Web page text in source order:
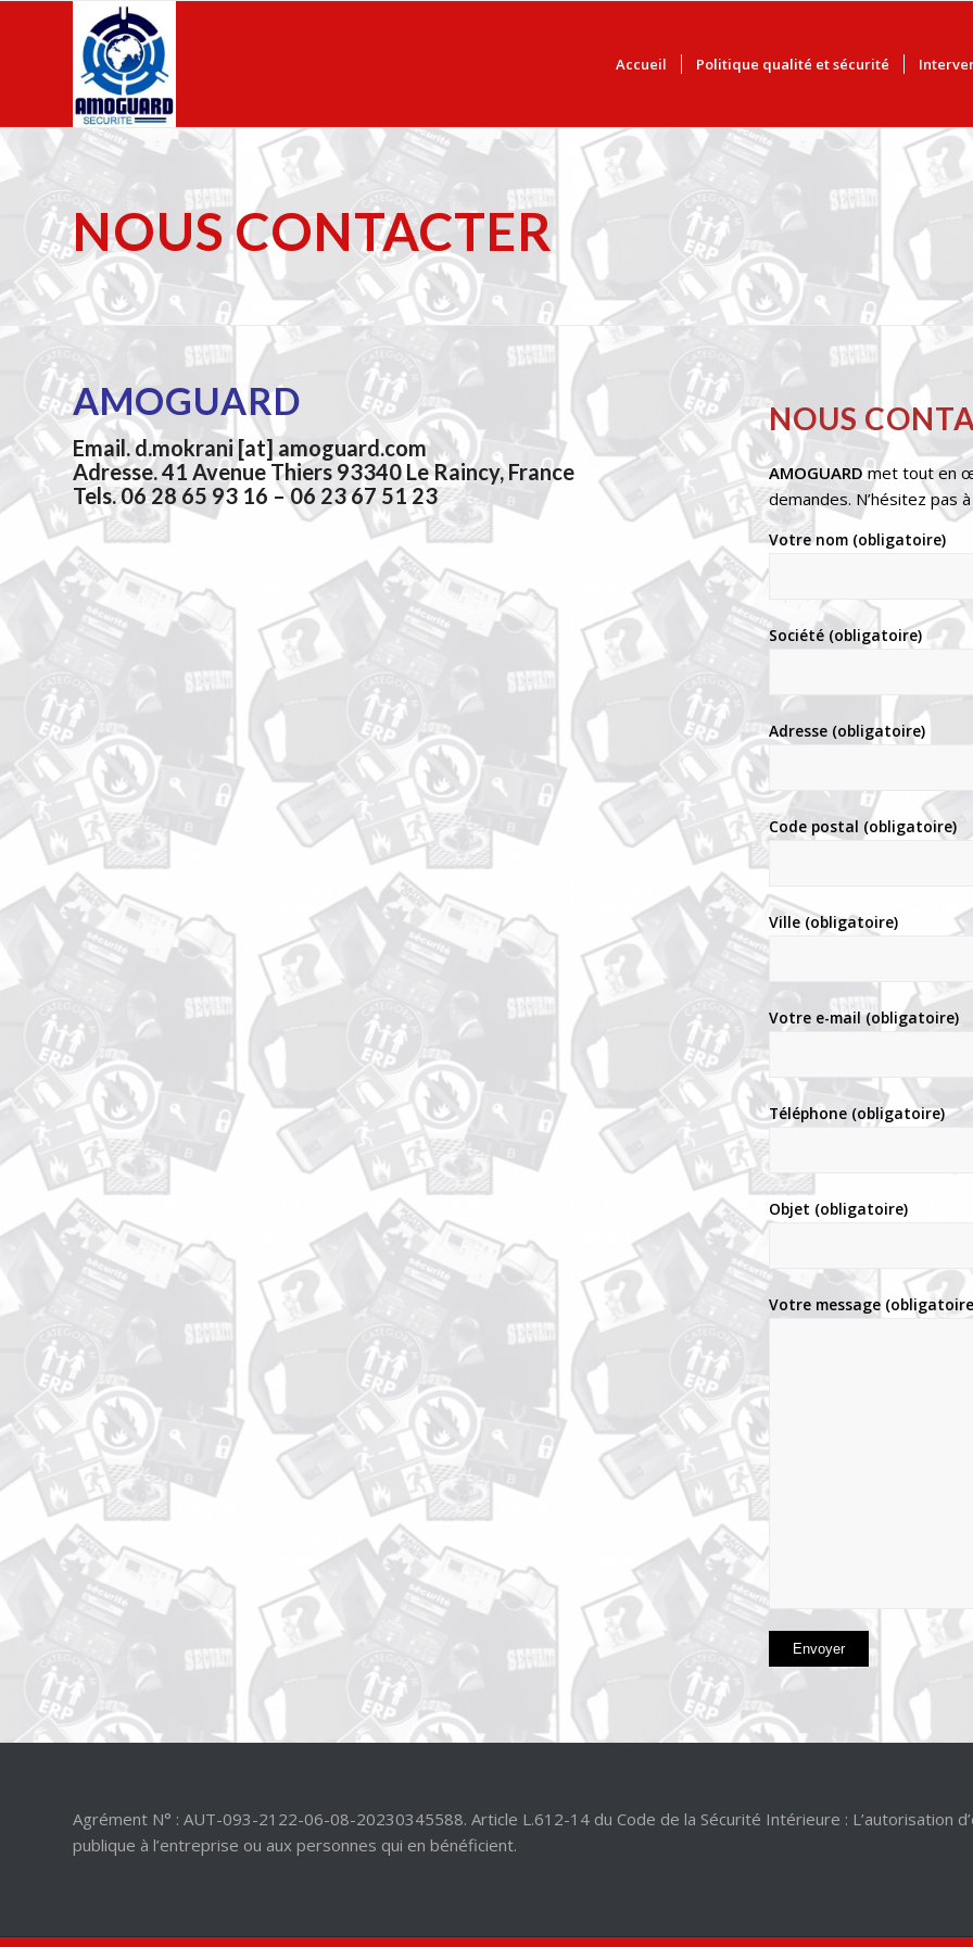
Accueil Politique qualité et sécurité
NOUS CONTACTER
AMOGUARD
Email.d.mokrani [at] amoguard.com
Adresse.41 Avenue Thiers 93340 Le Raincy, France
Tels.06 28 65 93 16 –06 23 67 51 23
NOUS
AMOGUARDmet tout en
demandes. N’hésitez pas
Votre nom (obligatoire)
Société (obligatoire)
Adresse (obligatoire)
Code postal (obligatoire)
Ville (obligatoire)
Votre e-mail (obligatoire)
Téléphone (obligatoire)
Objet (obligatoire)
Votre message
Agrément N° : AUT-093-2122-06-08-20230345588. Article L.612-14 du Code de la Sécurité Intérieure : L’autorisation
publique à l’entreprise ou aux personnes qui en bénéficient.